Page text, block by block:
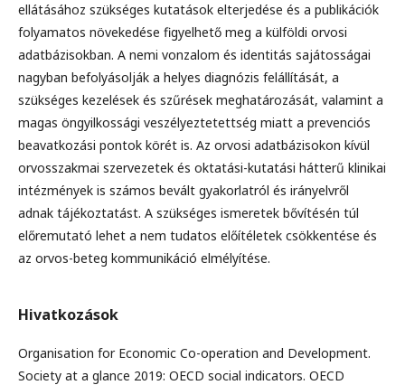
ellátásához szükséges kutatások elterjedése és a publikációk
folyamatos növekedése figyelhető meg a külföldi orvosi
adatbázisokban. A nemi vonzalom és identitás sajátosságai
nagyban befolyásolják a helyes diagnózis felállítását, a
szükséges kezelések és szűrések meghatározását, valamint a
magas öngyilkossági veszélyeztetettség miatt a prevenciós
beavatkozási pontok körét is. Az orvosi adatbázisokon kívül
orvosszakmai szervezetek és oktatási-kutatási hátterű klinikai
intézmények is számos bevált gyakorlatról és irányelvről
adnak tájékoztatást. A szükséges ismeretek bővítésén túl
előremutató lehet a nem tudatos előítéletek csökkentése és
az orvos-beteg kommunikáció elmélyítése.
Hivatkozások
Organisation for Economic Co-operation and Development.
Society at a glance 2019: OECD social indicators. OECD